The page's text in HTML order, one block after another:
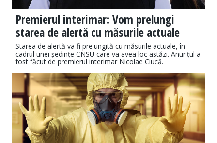
Premierul interimar: Vom prelungi
starea de alertă cu măsurile actuale
Starea de alertă va fi prelungită cu măsurile actuale, în
cadrul unei ședințe CNSU care va avea loc astăzi. Anunțul a
fost făcut de premierul interimar Nicolae Ciucă.